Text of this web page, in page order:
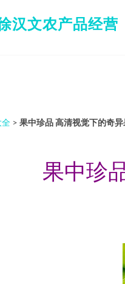
汉文农产品经营
全 > 果中珍品 高清视觉下的奇
果中珍